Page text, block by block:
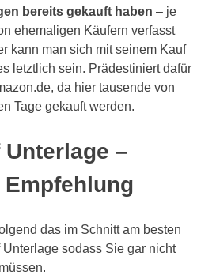
bereits gekauft haben – je
ehemaligen Käufern verfasst
kann man sich mit seinem Kauf
letztlich sein. Prädestiniert dafür
da hier tausende von
Tage gekauft werden.
–
das im Schnitt am besten
sodass Sie gar nicht